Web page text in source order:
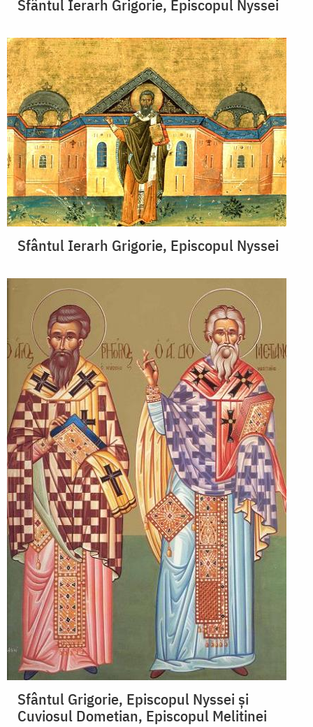
Sfântul Ierarh Grigorie, Episcopul Nyssei
Sfântul Ierarh Grigorie, Episcopul Nyssei
Sfântul Grigorie, Episcopul Nyssei și
Cuviosul Dometian, Episcopul Melitinei